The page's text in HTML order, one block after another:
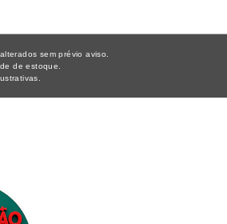
sem prévio aviso.
de estoque.